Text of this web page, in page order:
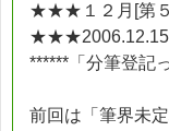
★★★１２月[第５
★★★2006.12.15
******「分筆登記
前回は「筆界未